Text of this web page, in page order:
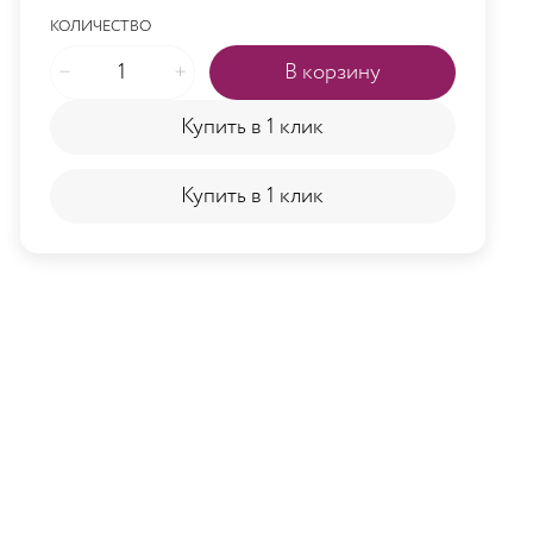
КОЛИЧЕСТВО
В корзину
Купить в 1 клик
Купить в 1 клик